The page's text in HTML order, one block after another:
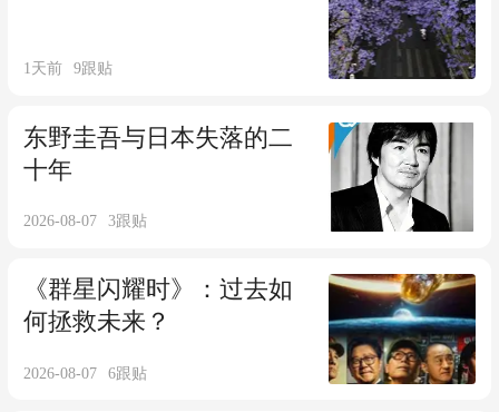
1天前 9跟贴
东野圭吾与日本失落的二
十年
2026-08-07 3跟贴
《群星闪耀时》：过去如
何拯救未来？
2026-08-07 6跟贴